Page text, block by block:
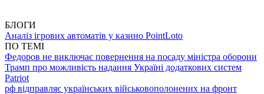
БЛОГИ
Аналіз ігрових автоматів у казино PointLoto
ПО ТЕМІ
Федоров не виключає повернення на посаду міністра оборони
Трамп про можливість надання Україні додаткових систем
Patriot
рф відправляє українських військовополонених на фронт